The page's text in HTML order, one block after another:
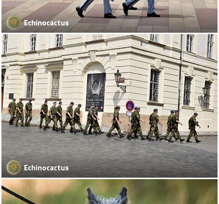
Echinocactus
Echinocactus